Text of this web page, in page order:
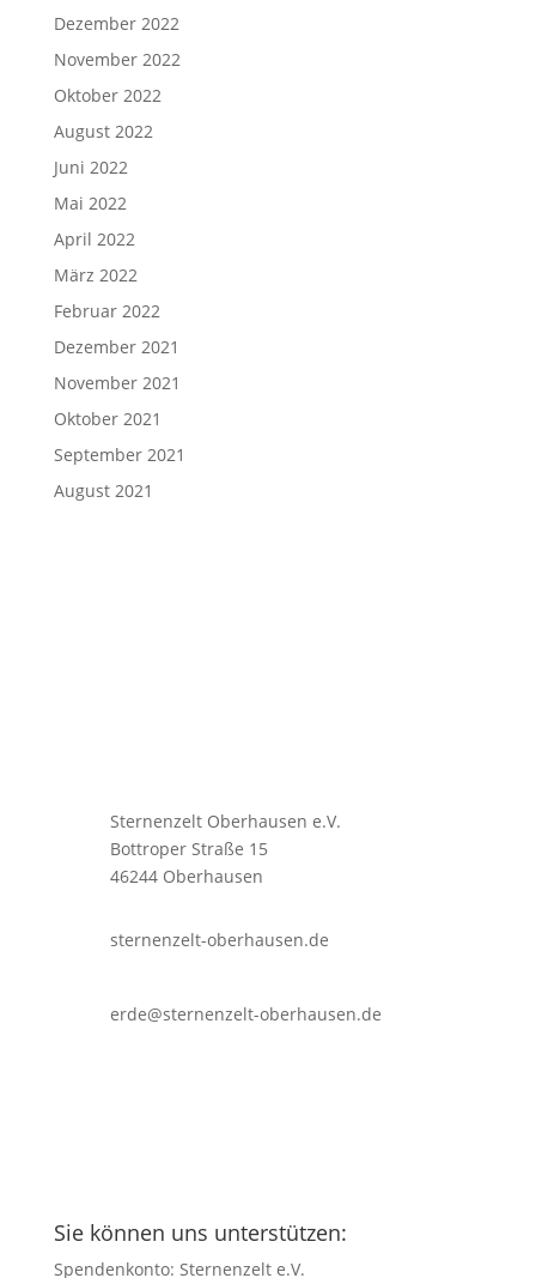
Dezember 2022
November 2022
Oktober 2022
August 2022
Juni 2022
Mai 2022
April 2022
März 2022
Februar 2022
Dezember 2021
November 2021
Oktober 2021
September 2021
August 2021
Sternenzelt Oberhausen e.V.
Bottroper Straße 15
46244 Oberhausen
sternenzelt-oberhausen.de
erde@sternenzelt-oberhausen.de
Sie können uns unterstützen:
Spendenkonto: Sternenzelt e.V.